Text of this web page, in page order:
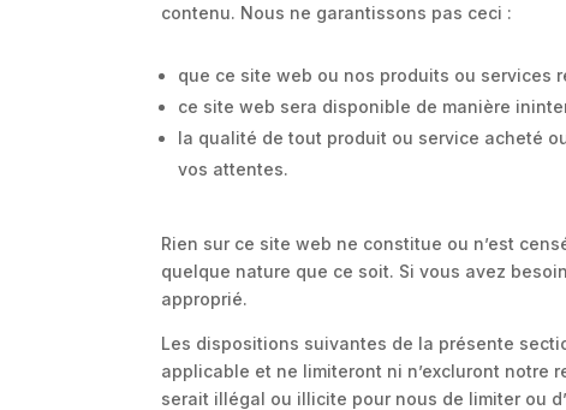
contenu. Nous ne garantissons pas ceci :
que ce site web ou nos produits ou services
ce site web sera disponible de manière
la qualité de tout produit ou service acheté
vos attentes.
Rien sur ce site web ne constitue ou n’est
quelque nature que ce soit. Si vous avez
approprié.
Les dispositions suivantes de la présente
applicable et ne limiteront ni n’excluront
serait illégal ou illicite pour nous de limiter ou